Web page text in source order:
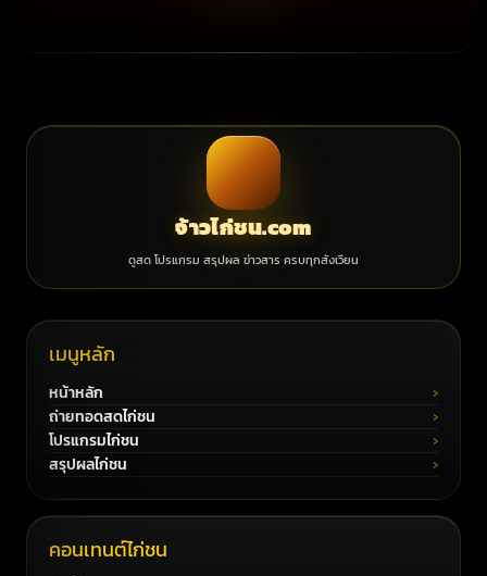
จ้าวไก่ชน.com
ดูสด โปรแกรม สรุปผล ข่าวสาร ครบทุกสังเวียน
เมนูหลัก
หน้าหลัก
ถ่ายทอดสดไก่ชน
โปรแกรมไก่ชน
สรุปผลไก่ชน
คอนเทนต์ไก่ชน